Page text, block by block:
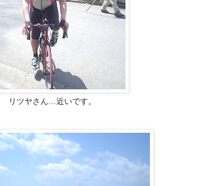
リツヤさん…近いです。